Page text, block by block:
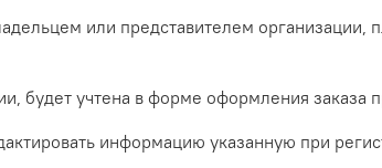
или представителем организации,
будет учтена в форме оформления заказа
информацию указанную при